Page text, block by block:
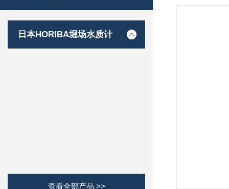
日本HORIBA堀场水质计
查看全部产品 >>